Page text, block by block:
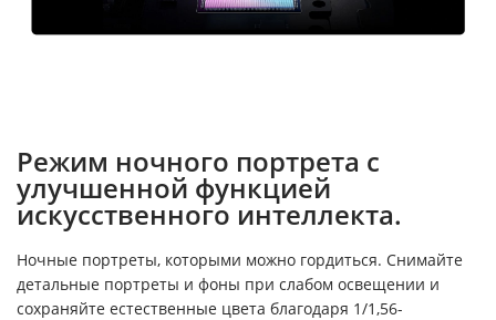
Режим ночного портрета с
улучшенной функцией
искусственного интеллекта.
Ночные портреты, которыми можно гордиться. Снимайте
детальные портреты и фоны при слабом освещении и
сохраняйте естественные цвета благодаря 1/1,56-